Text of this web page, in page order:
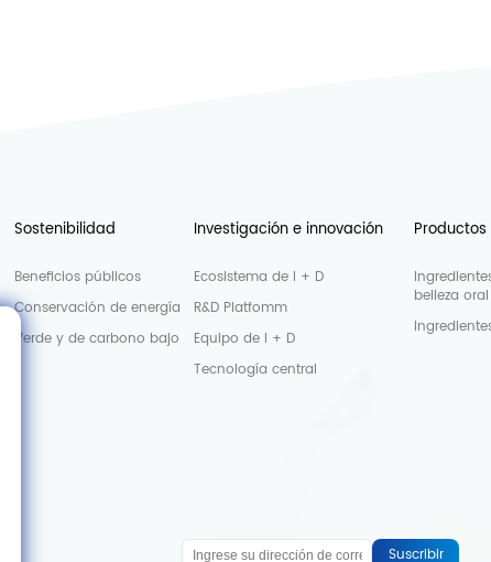
Sostenibilidad
Beneficios públicos
Conservación de energía
Verde y de carbono bajo
Investigación e innovación
Ecosistema de I + D
R&D Platfomm
Equipo de I + D
Tecnología central
belleza oral
Suscribir